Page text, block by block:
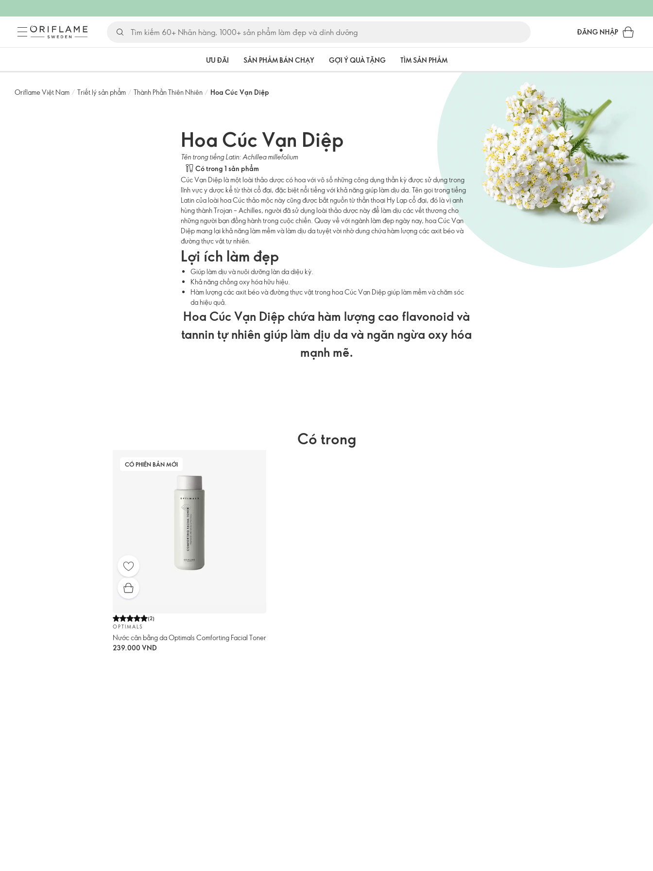
ĐĂNG NHẬP
ƯU ĐÃI SẢN PHẨM BÁN CHẠY GỢI Ý QUÀ TẶNG TÌM SẢN PHẨM
Oriflame Việt Nam / Triết lý sản phẩm / Thành Phần Thiên Nhiên / Hoa Cúc Vạn Diệp
Hoa Cúc Vạn Diệp
Tên trong tiếng Latin: Achillea millefolium
Có trong 1 sản phẩm
Cúc Vạn Diệp là một loài thảo dược có hoa với vô số những công dụng thần kỳ được sử dụng trong
lĩnh vực y dược kể từ thời cổ đại, đặc biệt nổi tiếng với khả năng giúp làm dịu da. Tên gọi trong tiếng
Latin của loài hoa Cúc thảo mộc này cũng được bắt nguồn từ thần thoại Hy Lạp cổ đại, đó là vị anh
hùng thành Trojan – Achilles, người đã sử dụng loài thảo dược này để làm dịu các vết thương cho
những người bạn đồng hành trong cuộc chiến. Quay về với ngành làm đẹp ngày nay, hoa Cúc Vạn
Diệp mang lại khả năng làm mềm và làm dịu da tuyệt vời nhờ dung chứa hàm lượng các axit béo và
đường thực vật tự nhiên.
Lợi ích làm đẹp
Giúp làm dịu và nuôi dưỡng làn da diệu kỳ.
Khả năng chống oxy hóa hữu hiệu.
Hàm lượng các axit béo và đường thực vật trong hoa Cúc Vạn Diệp giúp làm mềm và chăm sóc
da hiệu quả.
Hoa Cúc Vạn Diệp chứa hàm lượng cao flavonoid và
tannin tự nhiên giúp làm dịu da và ngăn ngừa oxy hóa
mạnh mẽ.
Có trong
CÓ PHIÊN BẢN MỚI
(2)
OPTIMALS
Nước cân bằng da Optimals Comforting Facial Toner
239.000 VND